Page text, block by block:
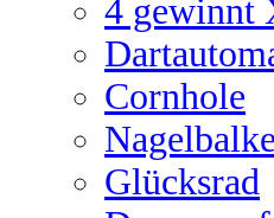
4 gewinnt
Cornhole
Glücksrad